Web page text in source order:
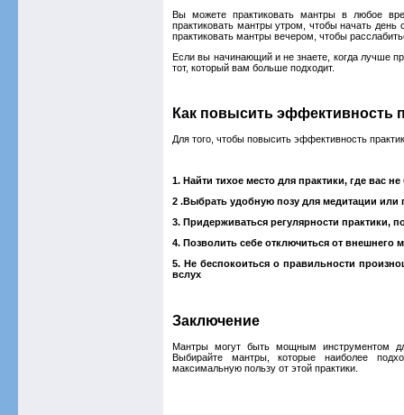
Вы можете практиковать мантры в любое
практиковать мантры утром, чтобы начать
практиковать мантры вечером, чтобы
Если вы начинающий и не знаете, когда лучше
тот, который вам больше подходит.
Как повысить эффективность
Для того, чтобы повысить эффективность
1. Найти тихое место для практики, где вас
2 .Выбрать удобную позу для медитации или
3. Придерживаться регулярности практики,
4. Позволить себе отключиться от внешнего
5. Не беспокоиться о правильности
вслух
Заключение
Мантры могут быть мощным инструментом
Выбирайте мантры, которые наиболее
максимальную пользу от этой практики.